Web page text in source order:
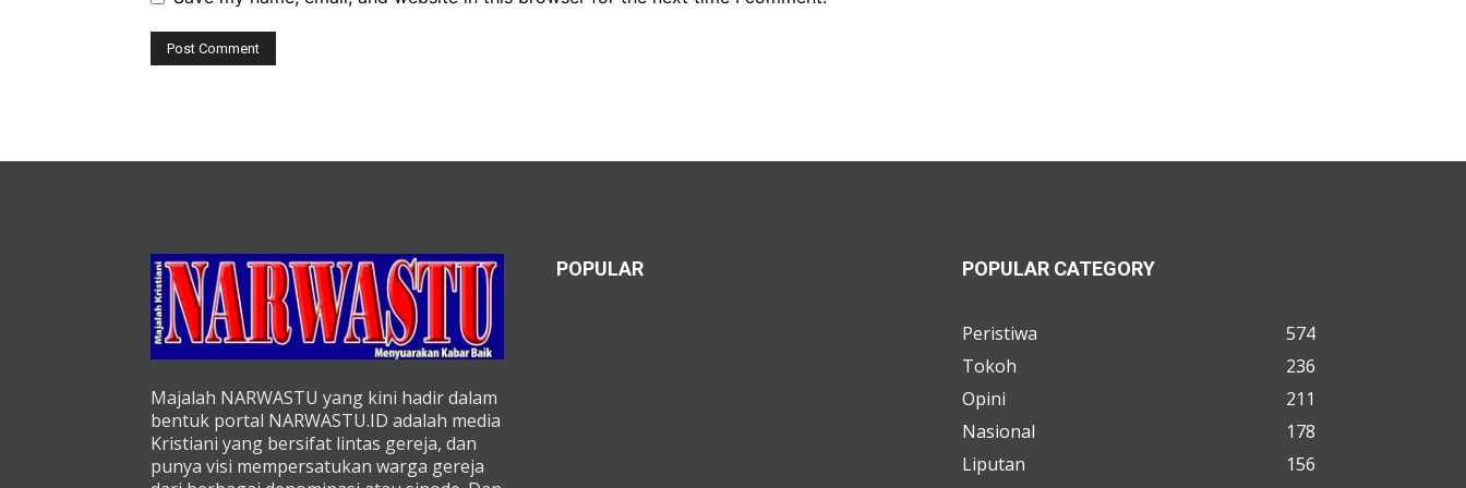
Majalah NARWASTU yang kini hadir dalam
bentuk portal NARWASTU.ID adalah media
Kristiani yang bersifat lintas gereja, dan
punya visi mempersatukan warga gereja
POPULAR POPULAR CATEGORY
Peristiwa
574
Tokoh
236
Opini
211
Nasional
178
Liputan
156